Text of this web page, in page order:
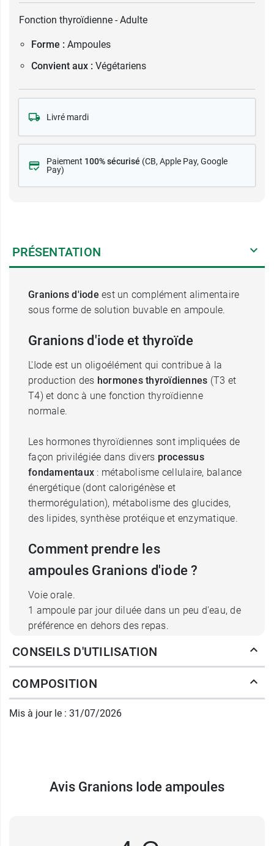
Fonction thyroïdienne - Adulte
Forme : Ampoules
Convient aux : Végétariens
Livré mardi
Paiement 100% sécurisé (CB, Apple Pay, Google
Pay)
PRÉSENTATION
Granions d'iode est un complément alimentaire
sous forme de solution buvable en ampoule.
Granions d'iode et thyroïde
L'Iode est un oligoélément qui contribue à la
production des hormones thyroïdiennes (T3 et
T4) et donc à une fonction thyroïdienne
normale.
Les hormones thyroïdiennes sont impliquées de
façon privilégiée dans divers processus
fondamentaux : métabolisme cellulaire, balance
énergétique (dont calorigénèse et
thermorégulation), métabolisme des glucides,
des lipides, synthèse protéique et enzymatique.
Comment prendre les
ampoules Granions d'iode ?
Voie orale.
1 ampoule par jour diluée dans un peu d'eau, de
préférence en dehors des repas.
Un léger dépôt dans la solution n'est pas
anormal. Il est dû à la nature colloïdale de la
solution. Dans ce cas, agiter l'ampoule avant
utilisation.
Ce laboratoire propose aussi des acides aminés,
par exempleGranions tryptophane .
LABORATOIRE DES GRANIONS
CONSEILS D'UTILISATION
COMPOSITION
Mis à jour le : 31/07/2026
Avis Granions Iode ampoules